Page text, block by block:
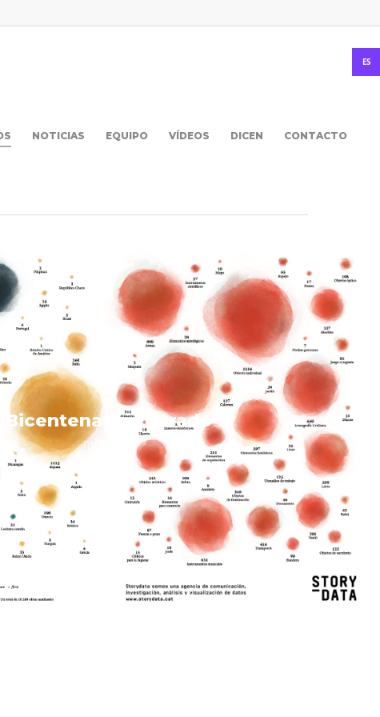
ES
NOTICIAS EQUIPO VÍDEOS DICEN CONTACTO
Bicentenario El Prado
01/13/2019